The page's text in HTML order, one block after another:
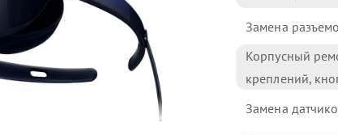
Замена
Корпусный
креплений,
Замена